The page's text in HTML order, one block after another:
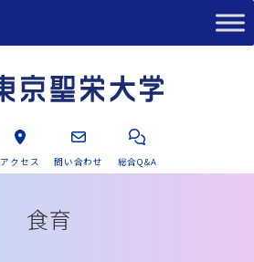
アクセス 問い合わせ 総合Q&A
食育